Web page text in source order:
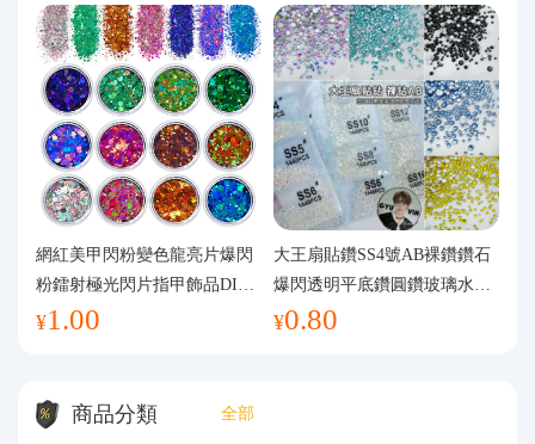
網紅美甲閃粉變色龍亮片爆閃
粉鐳射極光閃片指甲飾品DIY
手工流麻
¥1.00
大王扇貼鑽SS4號AB裸鑽鑽石
爆閃透明平底鑽圓鑽玻璃水鑽
美甲鑽飾
¥0.80
商品分類 全部